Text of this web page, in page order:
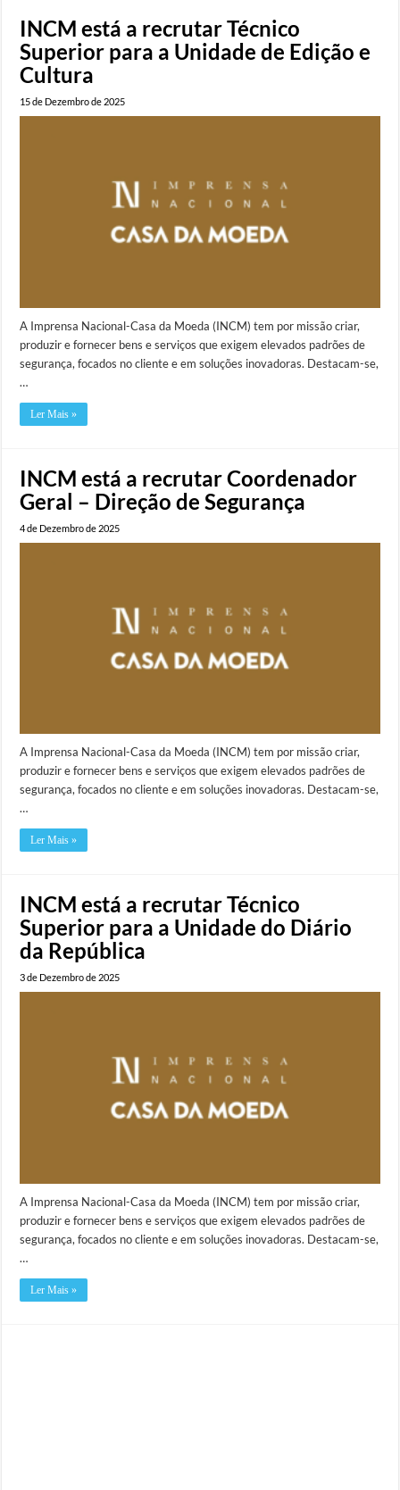
INCM está a recrutar Técnico
Superior para a Unidade de Edição e
Cultura
15 de Dezembro de 2025
A Imprensa Nacional-Casa da Moeda (INCM) tem por missão criar,
produzir e fornecer bens e serviços que exigem elevados padrões de
segurança, focados no cliente e em soluções inovadoras. Destacam-se,
…
Ler Mais »
INCM está a recrutar Coordenador
Geral – Direção de Segurança
4 de Dezembro de 2025
A Imprensa Nacional-Casa da Moeda (INCM) tem por missão criar,
produzir e fornecer bens e serviços que exigem elevados padrões de
segurança, focados no cliente e em soluções inovadoras. Destacam-se,
…
Ler Mais »
INCM está a recrutar Técnico
Superior para a Unidade do Diário
da República
3 de Dezembro de 2025
A Imprensa Nacional-Casa da Moeda (INCM) tem por missão criar,
produzir e fornecer bens e serviços que exigem elevados padrões de
segurança, focados no cliente e em soluções inovadoras. Destacam-se,
…
Ler Mais »